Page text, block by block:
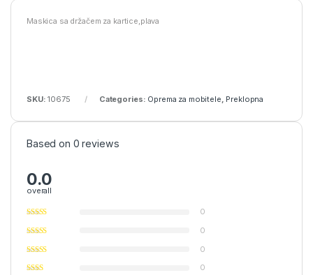
Maskica sa držačem za kartice,plava
SKU:10675 Categories: Oprema za mobitele, Preklopna
Based on 0 reviews
0.0
overall
0
0
0
0